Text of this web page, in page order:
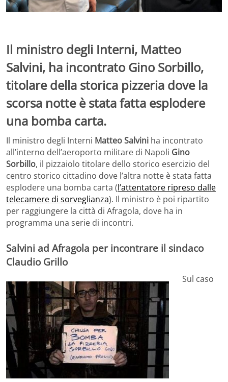
Il ministro degli Interni, Matteo
Salvini, ha incontrato Gino Sorbillo,
titolare della storica pizzeria dove la
scorsa notte è stata fatta esplodere
una bomba carta.
Il ministro degli Interni Matteo Salvini ha incontrato
all’interno dell’aeroporto militare di Napoli Gino
Sorbillo, il pizzaiolo titolare dello storico esercizio del
centro storico cittadino dove l’altra notte è stata fatta
esplodere una bomba carta (l’attentatore ripreso dalle
telecamere di sorveglianza). Il ministro è poi ripartito
per raggiungere la città di Afragola, dove ha in
programma una serie di incontri.
Salvini ad Afragola per incontrare il sindaco
Claudio Grillo
Sul caso